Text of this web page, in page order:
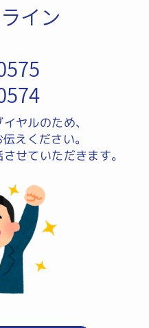
イン
ヤルのため、
えください。
せていただきます。